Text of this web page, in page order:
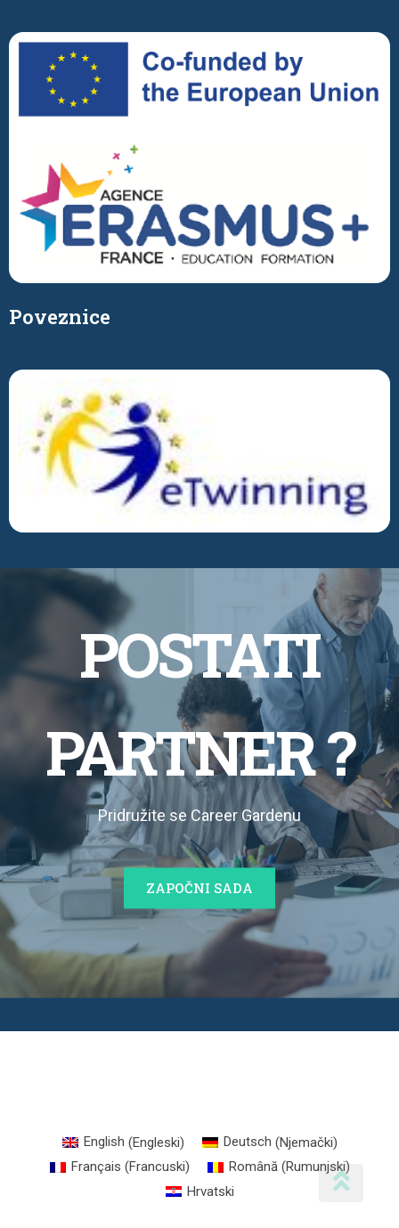
Poveznice
POSTATI
PARTNER ?
Pridružite se Career Gardenu
ZAPOČNI SADA
English (Engleski) Deutsch (Njemački)
Français (Francuski) Română(Rumunjski)
Hrvatski